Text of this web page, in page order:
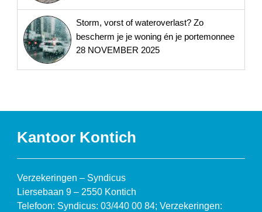
Storm, vorst of wateroverlast? Zo
bescherm je je woning én je portemonnee
28 NOVEMBER 2025
Kantoor Kontich
Verzekeringen – Syndicus
Liersebaan 9 – 2550 Kontich
Telefoon: Syndicus: 03/440 00 84; Verzekeringen: